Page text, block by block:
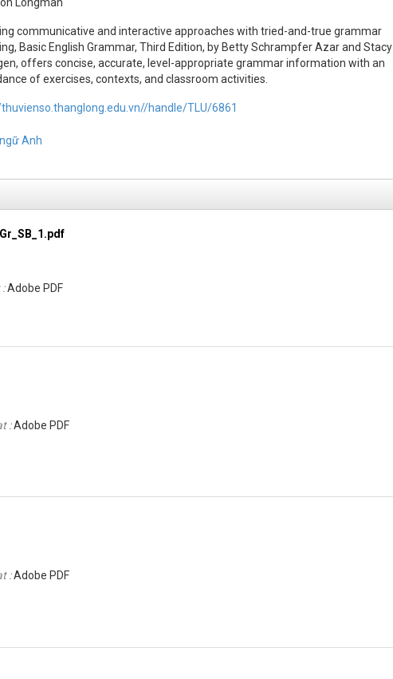
communicative and interactive approaches with tried-and-true grammar
Basic English Grammar, Third Edition, by Betty Schrampfer Azar and Stacy
offers concise, accurate, level-appropriate grammar information with an
of exercises, contexts, and classroom activities.
handle/TLU/6861
Anh
:Adobe PDF
:Adobe PDF
:Adobe PDF